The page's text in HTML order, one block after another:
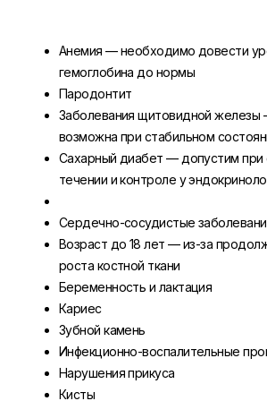
Анемия — необходимо довести
гемоглобина до нормы
Пародонтит
Заболевания щитовидной железы
возможна при стабильном
Сахарный диабет — допустим при
течении и контроле у
Сердечно-сосудистые
Возраст до 18 лет — из-за
роста костной ткани
Беременность и лактация
Кариес
Зубной камень
Инфекционно-воспалительные
Нарушения прикуса
Кисты